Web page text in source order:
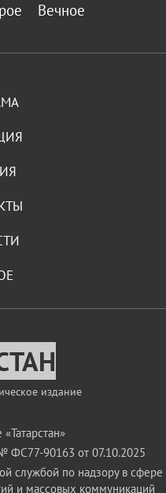
Вечное
издание
ФС77-90163 от 07.10.2025
службой по надзору в сфере
и массовых коммуникаций